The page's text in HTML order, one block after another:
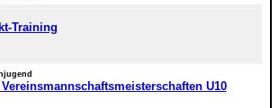
Training
U10